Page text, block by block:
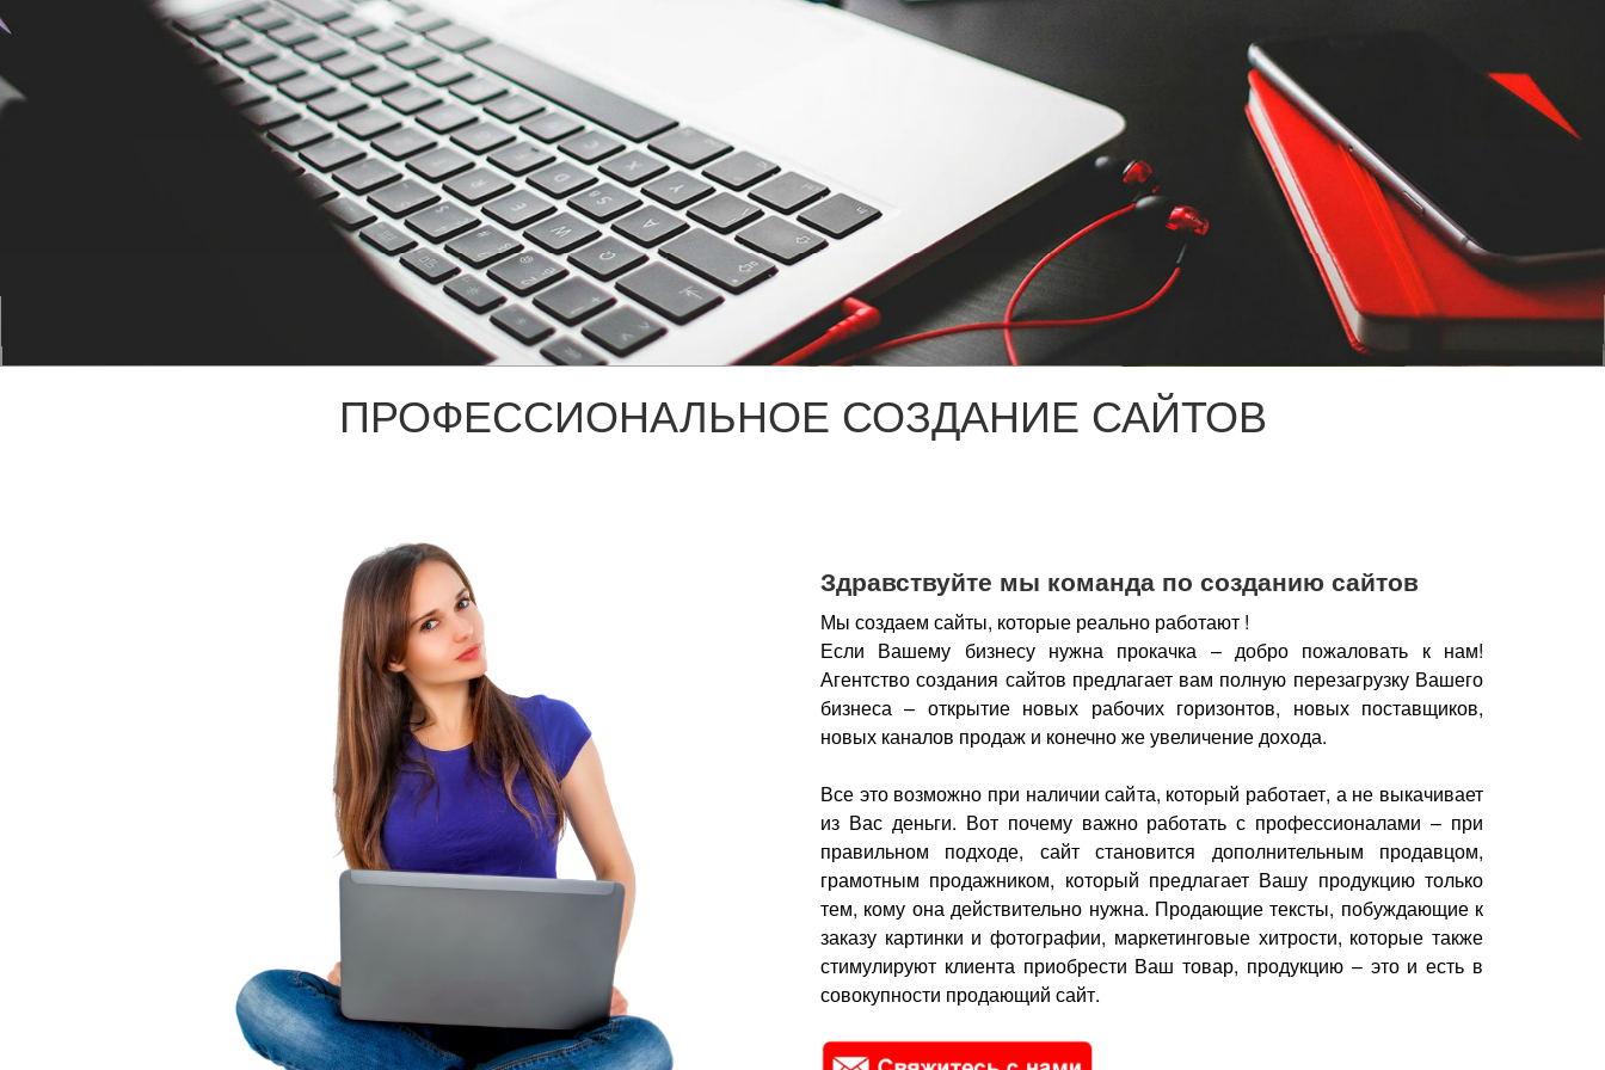
ПРОФЕССИОНАЛЬНОЕ СОЗДАНИЕ САЙТОВ
Здравствуйте мы команда по созданию сайтов
Мы создаем сайты, которые реально работают !
Если Вашему бизнесу нужна прокачка – добро пожаловать к нам!
Агентство создания сайтов предлагает вам полную перезагрузку Вашего
бизнеса – открытие новых рабочих горизонтов, новых поставщиков,
новых каналов продаж и конечно же увеличение дохода.
Все это возможно при наличии сайта, который работает, а не выкачивает
из Вас деньги. Вот почему важно работать с профессионалами – при
правильном подходе, сайт становится дополнительным продавцом,
грамотным продажником, который предлагает Вашу продукцию только
тем, кому она действительно нужна. Продающие тексты, побуждающие к
заказу картинки и фотографии, маркетинговые хитрости, которые также
стимулируют клиента приобрести Ваш товар, продукцию – это и есть в
совокупности продающий сайт.